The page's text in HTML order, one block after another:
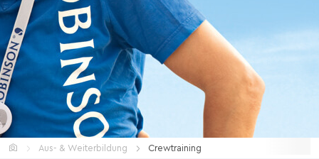
HomeAus- & Weiterbildung Crewtraining